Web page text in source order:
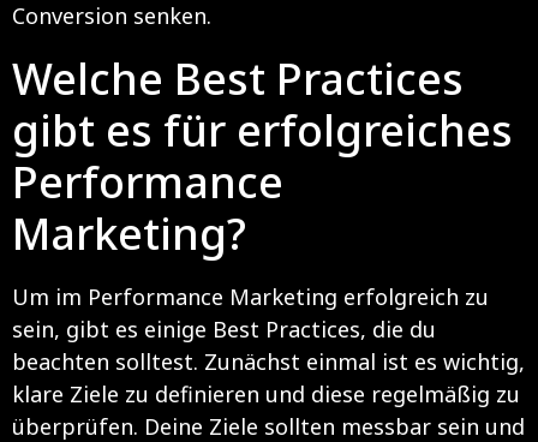
Conversion senken.
Welche Best Practices
gibt es für erfolgreiches
Performance
Marketing?
Um im Performance Marketing erfolgreich zu
sein, gibt es einige Best Practices, die du
beachten solltest. Zunächst einmal ist es wichtig,
klare Ziele zu definieren und diese regelmäßig zu
überprüfen. Deine Ziele sollten messbar sein und